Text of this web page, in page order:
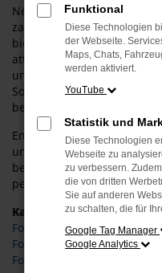
Neben dem Fahrzeugkauf
zahlreichen zusätzlichen
bieten Ihnen
attraktive Leasing- und
unkomplizierte
So gestalten wir den
besonders angenehm und
Entdecken Sie den
unserem großzügigen
beraten und finden Sie
perfekte Mobilitätslösung
Kategorie
Ford Tourneo Custom
Ford Tourneo Custom Köln
Ford Tourneo Custom
Funktional
Diese Technologien
der Webseite.
Maps, Chats,
werden aktiviert.
YouTube
Statistik und
Diese Technologien
Webseite zu
zu verbessern.
die von dritten
Sie auf anderen
zu schalten, die für
Google Tag Manager
Google Analytics